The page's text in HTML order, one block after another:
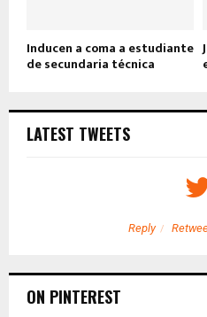
Inducen a coma a estudiante
de secundaria técnica
LATEST TWEETS
Reply
ON PINTEREST